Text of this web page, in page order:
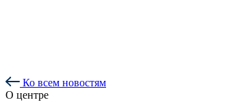
Ко всем новостям
О центре